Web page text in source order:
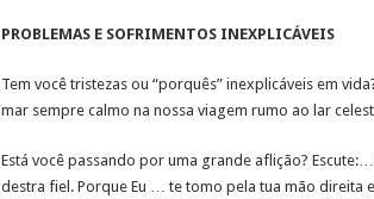
PROBLEMAS E SOFRIMENTOS INEXPLICÁVEIS
Tem você tristezas ou “porquês” inexplicáveis em
mar sempre calmo na nossa viagem rumo ao lar
Está você passando por uma grande aflição?
destra fiel. Porque Eu … te tomo pela tua mão direita